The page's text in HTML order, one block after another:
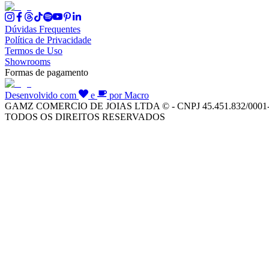
Dúvidas Frequentes
Política de Privacidade
Termos de Uso
Showrooms
Formas de pagamento
Desenvolvido com e
por Macro
GAMZ COMERCIO DE JOIAS LTDA © - CNPJ 45.451.832/
TODOS OS DIREITOS RESERVADOS